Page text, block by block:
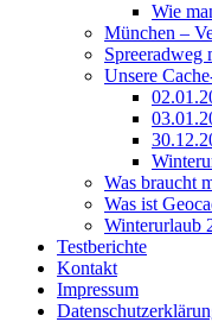
Wie
München –
Spreeradweg
Unsere
Was braucht
Was ist
Winterurlaub
Testberichte
Kontakt
Impressum